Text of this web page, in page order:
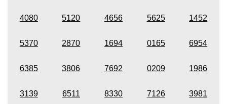
4080 5120 4656 5625 1452
5370 2870 1694 0165 6954
6385 3806 7692 0209 1986
3139 6511 8330 7126 3981